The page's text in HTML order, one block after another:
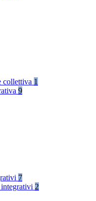
collettiva 1
9
7
2